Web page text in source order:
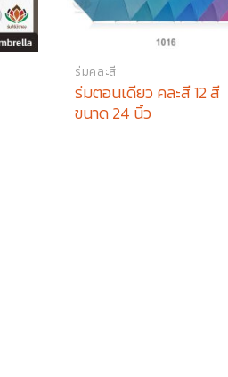
ร่มคละสี
ร่มตอนเดียว คละสี 12 สี
ขนาด 24 นิ้ว